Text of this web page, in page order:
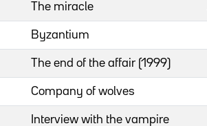
The miracle
Byzantium
The end of the affair (1999)
Company of wolves
Interview with the vampire